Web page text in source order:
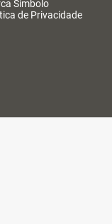
Símbolo
de Privacidade